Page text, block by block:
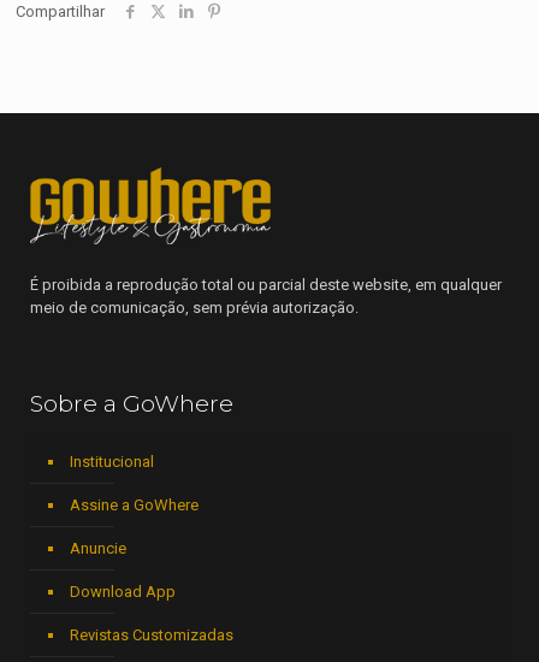
Compartilhar
É proibida a reprodução total ou parcial deste website, em qualquer
meio de comunicação, sem prévia autorização.
Sobre a GoWhere
Institucional
Assine a GoWhere
Anuncie
Download App
Revistas Customizadas